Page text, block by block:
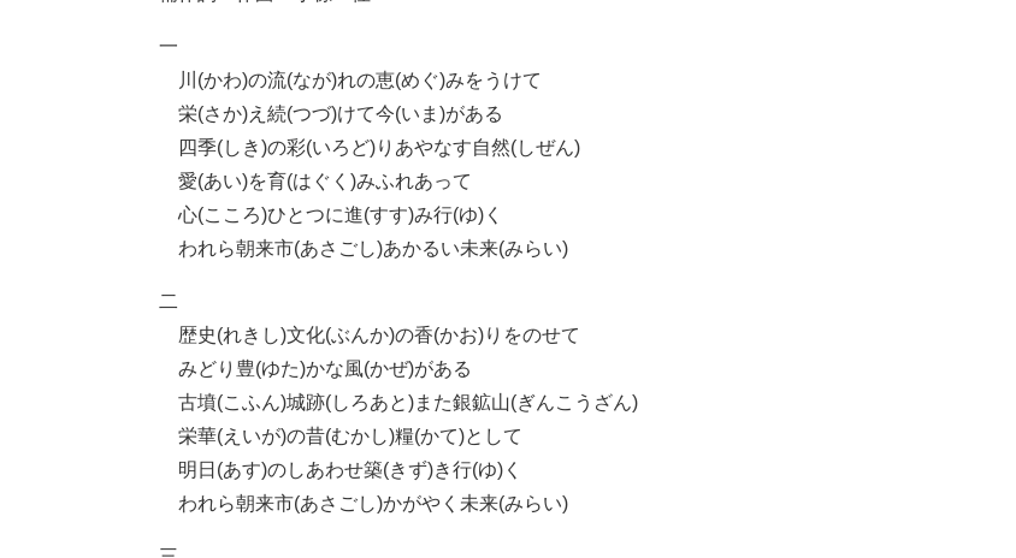
一
川(かわ)の流(なが)れの恵(めぐ)みをうけて
栄(さか)え続(つづ)けて今(いま)がある
四季(しき)の彩(いろど)りあやなす自然(しぜん)
愛(あい)を育(はぐく)みふれあって
心(こころ)ひとつに進(すす)み行(ゆ)く
われら朝来市(あさごし)あかるい未来(みらい)
二
歴史(れきし)文化(ぶんか)の香(かお)りをのせて
みどり豊(ゆた)かな風(かぜ)がある
古墳(こふん)城跡(しろあと)また銀鉱山(ぎんこうざん)
栄華(えいが)の昔(むかし)糧(かて)として
明日(あす)のしあわせ築(きず)き行(ゆ)く
われら朝来市(あさごし)かがやく未来(みらい)